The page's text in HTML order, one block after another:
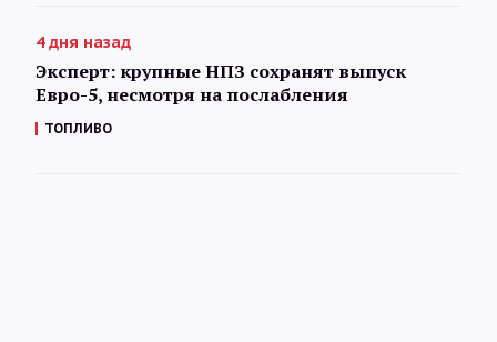
4 дня назад
Эксперт: крупные НПЗ сохранят выпуск
Евро-5, несмотря на послабления
ТОПЛИВО